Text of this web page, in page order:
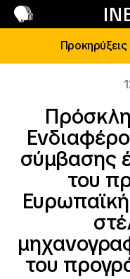
σύμβασης
του
του